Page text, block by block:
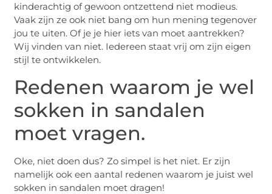
kinderachtig of gewoon ontzettend niet modieus.
Vaak zijn ze ook niet bang om hun mening tegenover
jou te uiten. Of je je hier iets van moet aantrekken?
Wij vinden van niet. Iedereen staat vrij om zijn eigen
stijl te ontwikkelen.
Redenen waarom je wel
sokken in sandalen
moet vragen.
Oke, niet doen dus? Zo simpel is het niet. Er zijn
namelijk ook een aantal redenen waarom je juist wel
sokken in sandalen moet dragen!